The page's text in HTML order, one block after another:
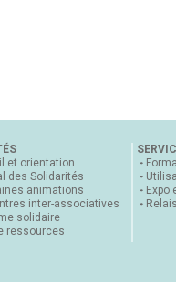
et orientation
des Solidarités
animations
inter-associatives
solidaire
ressources
Expo